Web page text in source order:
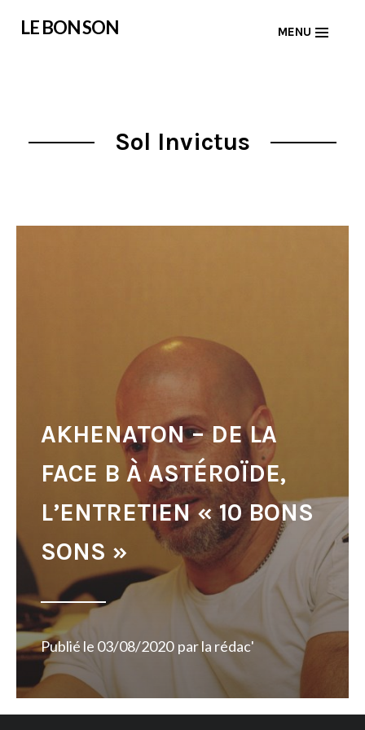
LE BON SON MENU
Sol Invictus
AKHENATON – DE LA
FACE B À ASTÉROÏDE,
L’ENTRETIEN « 10 BONS
SONS »
Publié le 03/08/2020 parla rédac'